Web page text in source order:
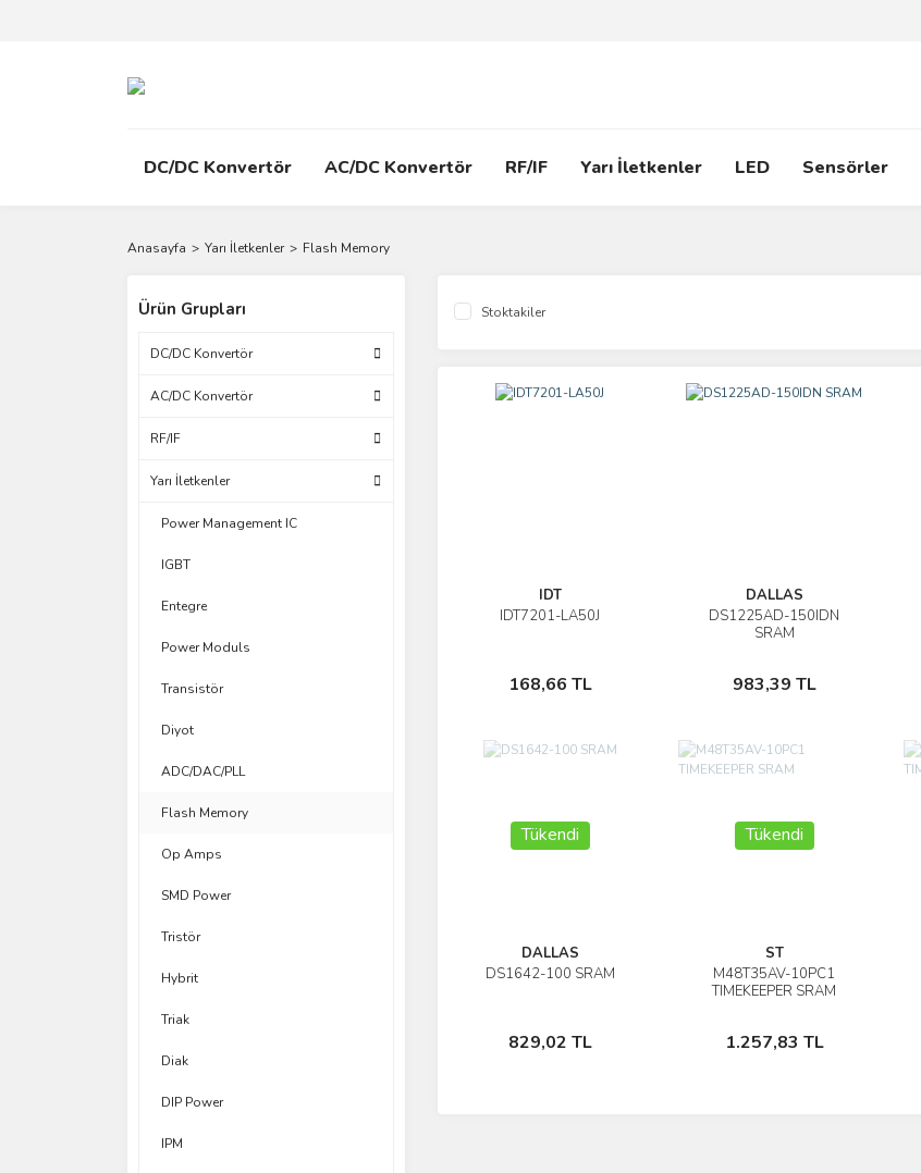
DC/DC Konvertör AC/DC Konvertör RF/IF Yarı İletkenler LED Sensörler
Anasayfa Yarı İletkenler Flash Memory
Ürün Grupları
DC/DC Konvertör
AC/DC Konvertör
RF/IF
Yarı İletkenler
Power Management IC
IGBT
Entegre
Power Moduls
Transistör
Diyot
ADC/DAC/PLL
Flash Memory
Op Amps
SMD Power
Tristör
Hybrit
Triak
Diak
DIP Power
IPM
Stoktakiler
IDT
IDT7201-LA50J
168,66 TL
İncele
Sepete Ekle
DALLAS
DS1225AD-150IDN
SRAM
983,39 TL
İncele
Sepete Ekle
Tükendi
DALLAS
DS1642-100 SRAM
829,02 TL
İncele
Stokta Yok
Tükendi
ST
M48T35AV-10PC1
TIMEKEEPER SRAM
1.257,83 TL
İncele
Stokta Yok